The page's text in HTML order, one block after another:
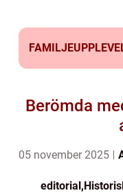
Berömda
05 november 2025
editorial,